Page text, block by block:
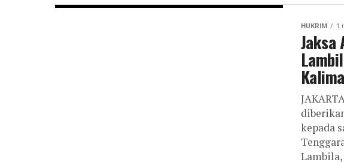
HUKRIM 1
Jaksa
kepada
Lambila,